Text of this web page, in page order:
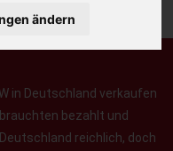
ändern
in Deutschland verkaufen
bezahlt und
reichlich, doch